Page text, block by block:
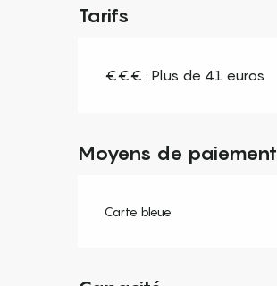
Tarifs
€€€ : Plus de 41 euros
Moyens de paiement
Carte bleue